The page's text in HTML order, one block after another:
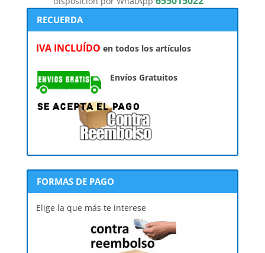
RECUERDA
IVA INCLUÍDO en todos los artículos
Envíos Gratuitos
FORMAS DE PAGO
Elige la que más te interese